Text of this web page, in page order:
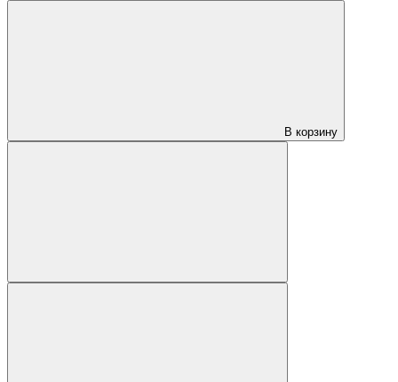
В корзину